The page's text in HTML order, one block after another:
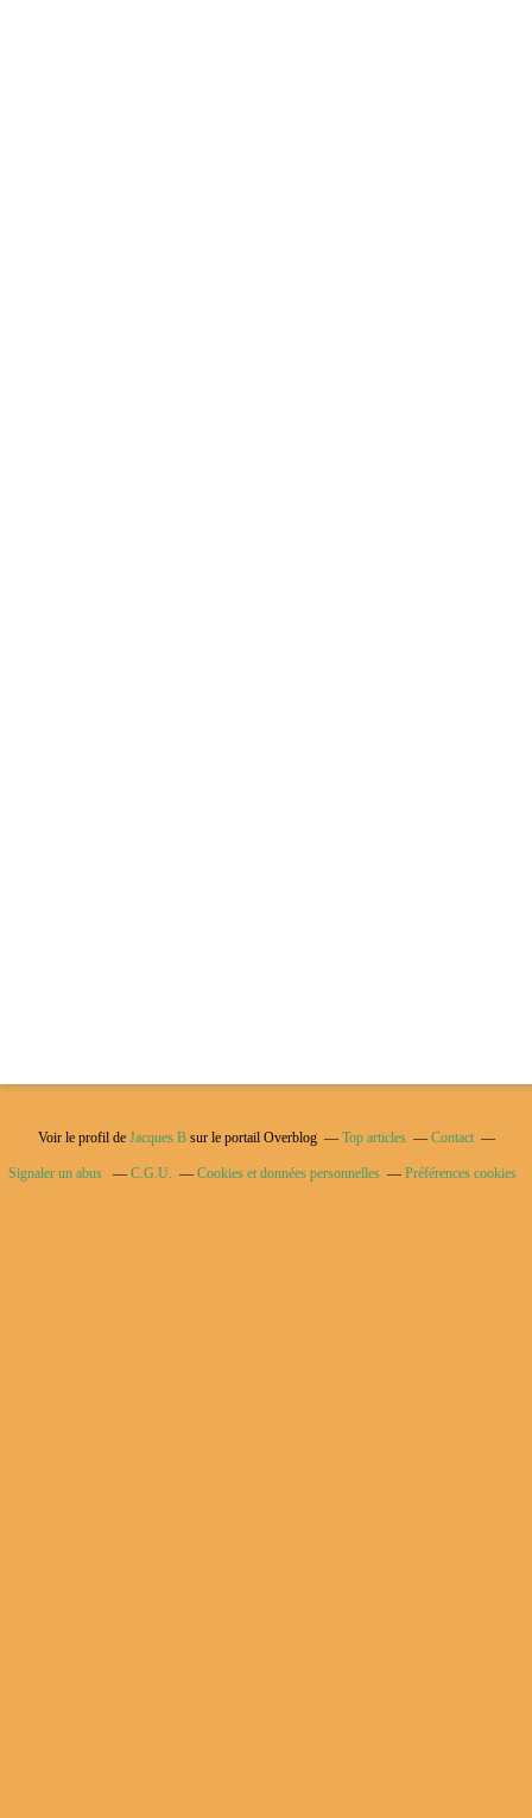
Voir le profil de Jacques Bsur le portail Overblog Top articles Contact
Signaler un abus C.G.U. Cookies et données personnelles Préférences cookies